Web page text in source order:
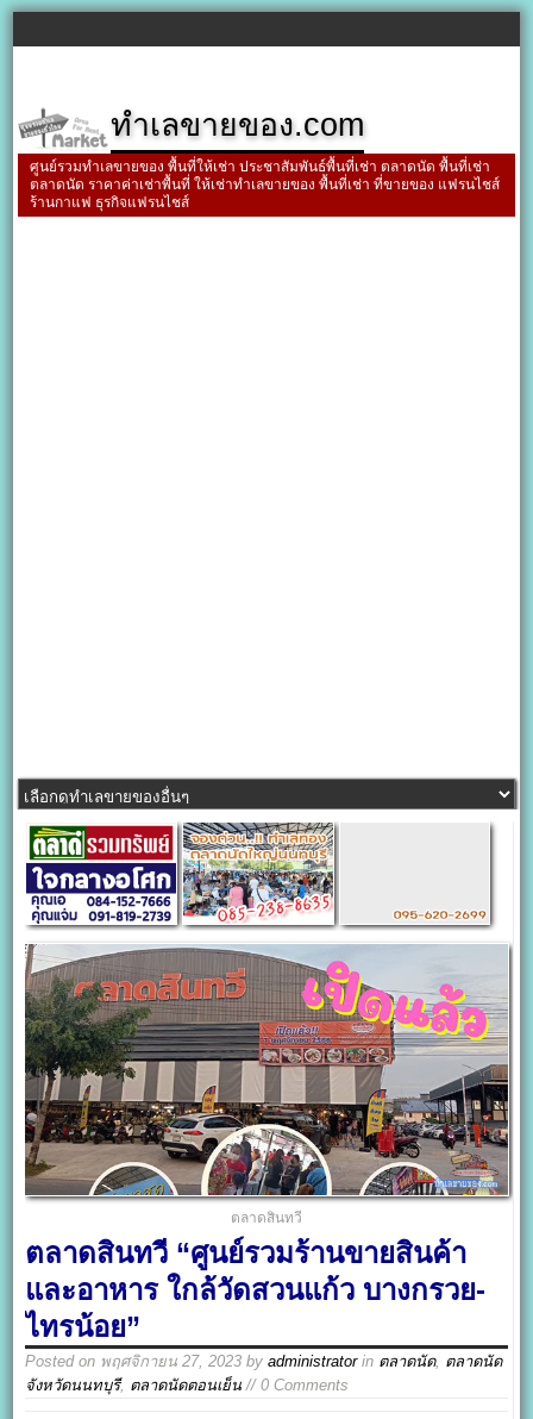
ทำเลขายของ.com
ศูนย์รวมทำเลขายของ พื้นที่ให้เช่า ประชาสัมพันธ์พื้นที่เช่า ตลาดนัด พื้นที่เช่า
ตลาดนัด ราคาค่าเช่าพื้นที่ ให้เช่าทำเลขายของ พื้นที่เช่า ที่ขายของ แฟรนไชส์
ร้านกาแฟ ธุรกิจแฟรนไชส์
ตลาดสินทวี
ตลาดสินทวี “ศูนย์รวมร้านขายสินค้า
และอาหาร ใกล้วัดสวนแก้ว บางกรวย-
ไทรน้อย”
Posted on พฤศจิกายน 27, 2023 byadministratorin ตลาดนัด, ตลาดนัด
จังหวัดนนทบุรี, ตลาดนัดตอนเย็น // 0 Comments